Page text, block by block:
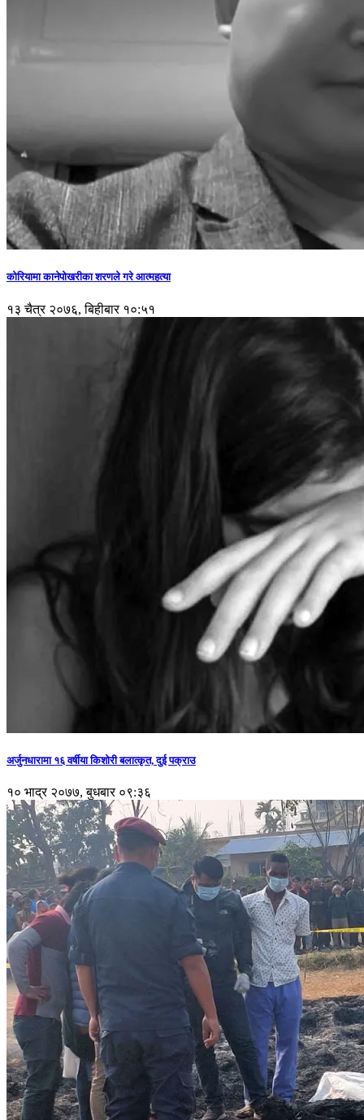
कोरियामा कानेपोखरीका शरणले गरे आत्महत्या
१३ चैत्र २०७६, बिहीबार १०:५१
अर्जुनधारामा १६ वर्षीया किशोरी बलात्कृत, दुई पक्राउ
१० भाद्र २०७७, बुधबार ०९:३६